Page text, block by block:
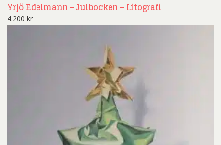
Yrjö Edelmann – Julbocken – Litografi
4.200 kr